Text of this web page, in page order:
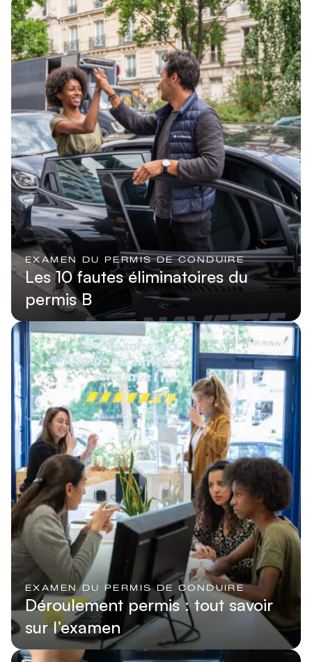
Lire l'article
EXAMEN DU PERMIS DE CONDUIRE
Les 10 fautes éliminatoires du
permis B
Lire l'article
EXAMEN DU PERMIS DE CONDUIRE
Déroulement permis : tout savoir
sur l’examen